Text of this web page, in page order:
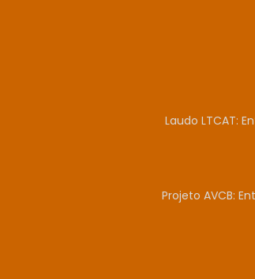
Laudo LTCAT:
Projeto AVCB: